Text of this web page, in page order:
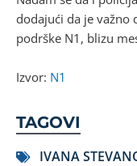
dodajući da je važno
podrške N1, blizu
Izvor: N1
TAGOVI
IVANA